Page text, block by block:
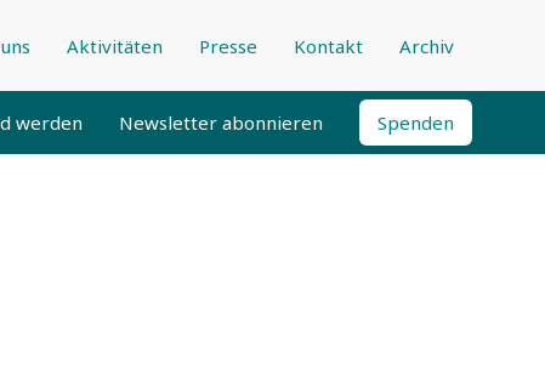
Aktivitäten Presse Kontakt Archiv
werden Newsletter abonnieren Spenden